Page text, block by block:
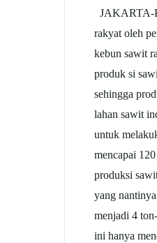
JAKARTA-
rakyat oleh
kebun sawit
produk si
sehingga
lahan sawit
untuk
mencapai
produksi
yang
menjadi 4
ini hanya